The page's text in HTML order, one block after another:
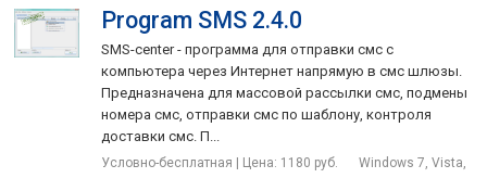
Program SMS 2.4.0
SMS-center - программа для отправки смс с
компьютера через Интернет напрямую в смс шлюзы.
Предназначена для массовой рассылки смс, подмены
номера смс, отправки смс по шаблону, контроля
доставки смс. П...
Условно-бесплатная | Цена: 1180 руб.
Windows 7, Vista,